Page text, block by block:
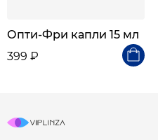
Опти-Фри капли 15 мл
399 ₽